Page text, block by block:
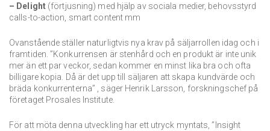
– Delight(förtjusning) med hjälp av sociala medier, behovsstyrd
calls-to-action, smart content mm
Ovanstående ställer naturligtvis nya krav på säljarrollen idag och i
framtiden. ”Konkurrensen är stenhård och en produkt är inte unik
mer än ett par veckor, sedan kommer en minst lika bra och ofta
billigare kopia. Då är det upp till säljaren att skapa kundvärde och
bräda konkurrenterna” , säger Henrik Larsson, forskningschef på
företaget Prosales Institute.
För att möta denna utveckling har ett utryck myntats, ”Insight